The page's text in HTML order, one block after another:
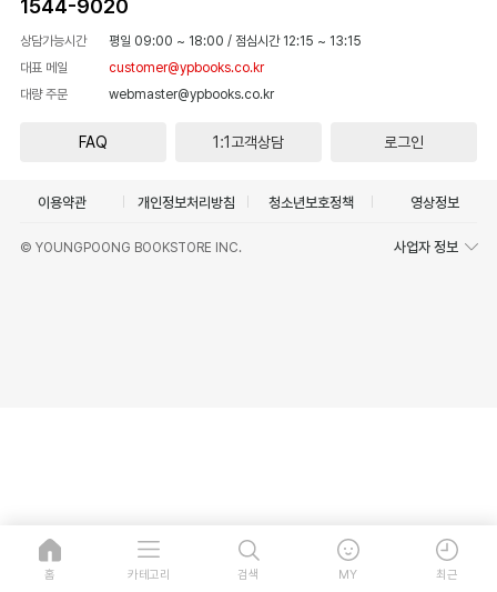
1544-9020
상담가능시간 평일 09:00 ~ 18:00 / 점심시간 12:15 ~ 13:15
대표 메일
customer@ypbooks.co.kr
대량 주문
webmaster@ypbooks.co.kr
FAQ 1:1고객상담 로그인
이용약관 개인정보처리방침 청소년보호정책 영상정보
© YOUNGPOONG BOOKSTORE INC. 사업자 정보
홈 카테고리 검색 MY 최근